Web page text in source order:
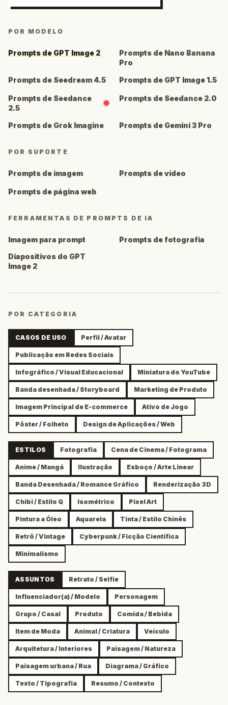
POR MODELO
Prompts de GPT Image 2
Prompts de Nano Banana
Pro
Prompts de Seedream 4.5
Prompts de GPT Image 1.5
Prompts de Seedance
2.5
Prompts de Seedance 2.0
Prompts de Grok Imagine Prompts de Gemini 3 Pro
POR SUPORTE
Prompts de imagem Prompts de vídeo
Prompts de página web
FERRAMENTAS DE PROMPTS DE IA
Imagem para prompt
Prompts de fotografia
Diapositivos do GPT
Image 2
POR CATEGORIA
CASOS DE USO Perfil / Avatar
Publicação em Redes Sociais
Infográfico / Visual Educacional Miniatura do YouTube
Banda desenhada / Storyboard Marketing de Produto
Imagem Principal de E-commerce Ativo de Jogo
Pôster / Folheto Design de Aplicações / Web
ESTILOS Fotografia Cena de Cinema / Fotograma
Anime / Mangá Ilustração Esboço / Arte Linear
Banda Desenhada / Romance Gráfico Renderização 3D
Chibi / Estilo Q Isométrico Pixel Art
Pintura a Óleo Aquarela Tinta / Estilo Chinês
Retrô / Vintage Cyberpunk / Ficção Científica
Minimalismo
ASSUNTOS Retrato / Selfie
Influenciador(a) / Modelo Personagem
Grupo / Casal Produto Comida / Bebida
Item de Moda Animal / Criatura Veículo
Arquitetura / Interiores Paisagem / Natureza
Paisagem urbana / Rua Diagrama / Gráfico
Texto / Tipografia Resumo / Contexto